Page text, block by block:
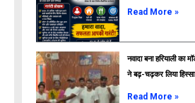
ads
Read More »
नवादा बना हरियाली का
ने बढ़-चढ़कर लिया
Read More »